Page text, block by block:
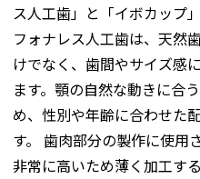
ス人工歯」と「イボカップ
フォナレス人工歯は、天然
けでなく、歯間やサイズ感
ます。顎の自然な動きに合
め、性別や年齢に合わせた
す。 歯肉部分の製作に使用
非常に高いため薄く加工す